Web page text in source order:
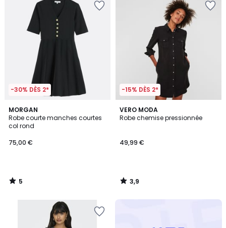
-30% DÈS 2*
MORGAN
Robe courte manches courtes
col rond
75,00 €
5
/
5
5
/
-15% DÈS 2*
VERO MODA
Robe chemise pressionnée
49,99 €
3,9
/ 5
3,9
/